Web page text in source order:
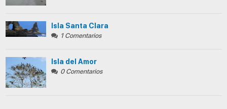
Isla Santa Clara
1 Comentarios
Isla del Amor
0 Comentarios